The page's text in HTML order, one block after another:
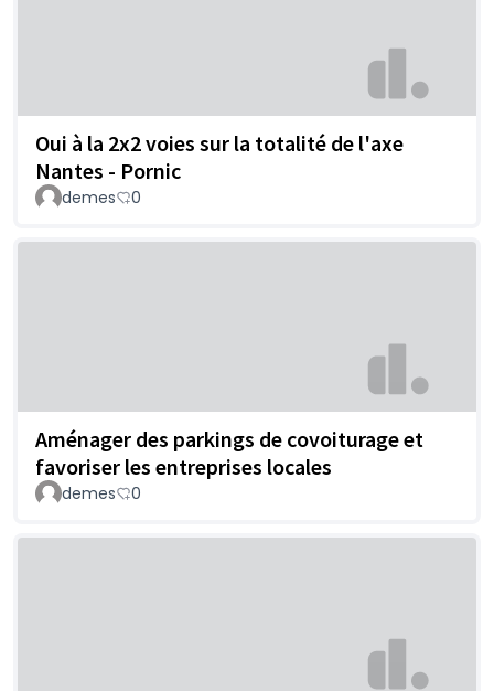
Oui à la 2x2 voies sur la totalité de l'axe
Nantes - Pornic
demes 0
Aménager des parkings de covoiturage et
favoriser les entreprises locales
demes 0